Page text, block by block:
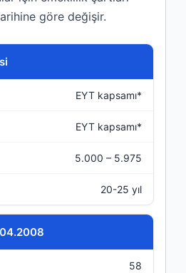
göre değişir.
EYT kapsamı*
EYT kapsamı*
5.000 – 5.975
20-25 yıl
58